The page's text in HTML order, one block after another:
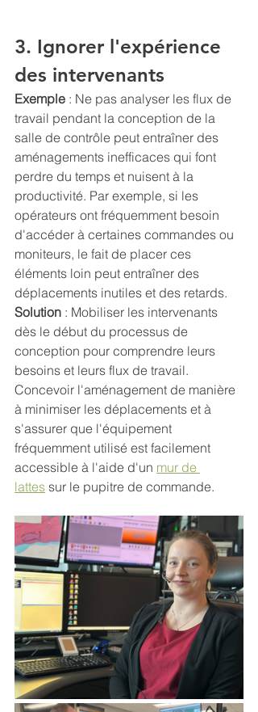
3. Ignorer l'expérience
des intervenants
Exemple : Ne pas analyser les flux de
travail pendant la conception de la
salle de contrôle peut entraîner des
aménagements inefficaces qui font
perdre du temps et nuisent à la
productivité. Par exemple, si les
opérateurs ont fréquemment besoin
d'accéder à certaines commandes ou
moniteurs, le fait de placer ces
éléments loin peut entraîner des
déplacements inutiles et des retards.
Solution : Mobiliser les intervenants
dès le début du processus de
conception pour comprendre leurs
besoins et leurs flux de travail.
Concevoir l'aménagement de manière
à minimiser les déplacements et à
s'assurer que l'équipement
fréquemment utilisé est facilement
accessible à l'aide d'un mur de
lattes sur le pupitre de commande.